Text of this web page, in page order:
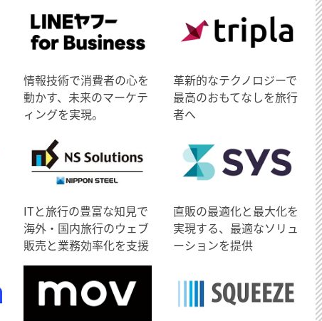
情報技術で消費者の心を
動かす、未来のマーケテ
ィングを実現。
革新的なテクノロジーで
最高のおもてなしを旅行
者へ
ITと旅行の豊富な知見で
海外・国内旅行のウェブ
販売と業務効率化を支援
直販の最適化と最大化を
実現する、最適なソリュ
ーションを提供